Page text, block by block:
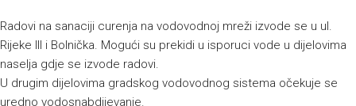
Radovi na sanaciji curenja na vodovodnoj mreži izvode se u ul.
Rijeke III i Bolnička. Mogući su prekidi u isporuci vode u dijelovima
naselja gdje se izvode radovi.
U drugim dijelovima gradskog vodovodnog sistema očekuje se
uredno vodosnabdijevanje.